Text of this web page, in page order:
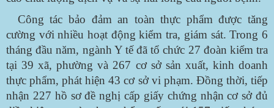
Công tác bảo đảm an toàn thực phẩm được tăng
cường với nhiều hoạt động kiểm tra, giám sát. Trong 6
tháng đầu năm, ngành Y tế đã tổ chức 27 đoàn kiểm tra
tại 39 xã, phường và 267 cơ sở sản xuất, kinh doanh
thực phẩm, phát hiện 43 cơ sở vi phạm. Đồng thời, tiếp
nhận 227 hồ sơ đề nghị cấp giấy chứng nhận cơ sở đủ